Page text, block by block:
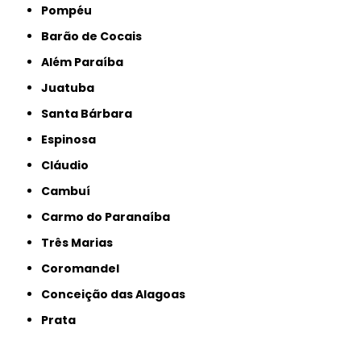
Pompéu
Barão de Cocais
Além Paraíba
Juatuba
Santa Bárbara
Espinosa
Cláudio
Cambuí
Carmo do Paranaíba
Três Marias
Coromandel
Conceição das Alagoas
Prata